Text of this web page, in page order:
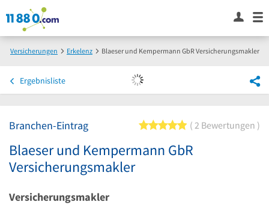
Versicherungen Erkelenz Blaeser und Kempermann GbR Versicherungsmakler
Ergebnisliste
Branchen-Eintrag 5 von 5 Sternen
2 Bewertungen
Blaeser und Kempermann GbR
Versicherungsmakler
Versicherungsmakler